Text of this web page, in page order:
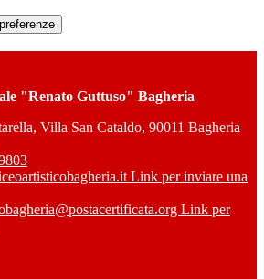
"Renato Guttuso" Bagheria
Villa San Cataldo, 90011 Bagheria
Link per inviare una
Link per